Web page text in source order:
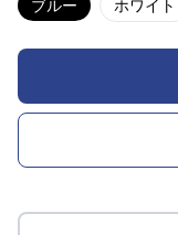
ブルー ホワイト